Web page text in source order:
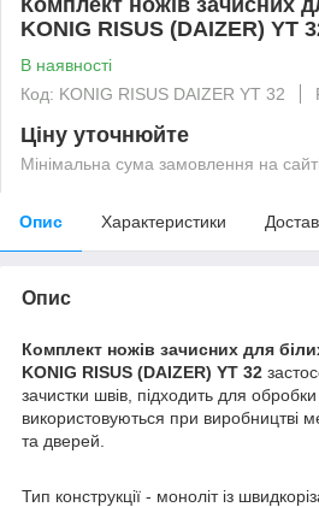
KONIG RISUS (DAIZER) YT
В наявності
Код: KONIG RISUS DAIZER YT 32
Ціну уточнюйте
Мінімальна сума замовлення на
Опис Характеристики
Опис
Комплект ножів зачисних для
KONIG RISUS (DAIZER) YT 32
зачистки швів, підходить для
використовуються при виробництві
та дверей.
Тип конструкції - моноліт із